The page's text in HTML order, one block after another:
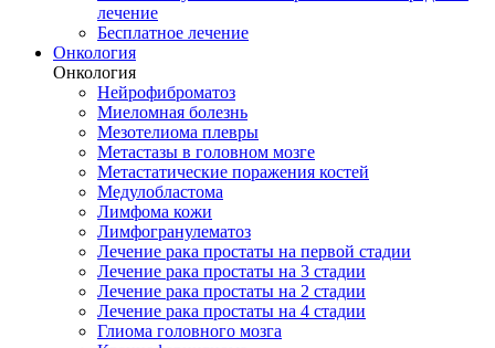
лечение
Бесплатное лечение
Онкология
Онкология
Нейрофиброматоз
Миеломная болезнь
Мезотелиома плевры
Метастазы в головном мозге
Метастатические поражения костей
Медулобластома
Лимфома кожи
Лимфогранулематоз
Лечение рака простаты на первой стадии
Лечение рака простаты на 3 стадии
Лечение рака простаты на 2 стадии
Лечение рака простаты на 4 стадии
Глиома головного мозга